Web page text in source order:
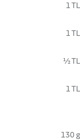
1 TL
1 TL
½ TL
1 TL
130 g